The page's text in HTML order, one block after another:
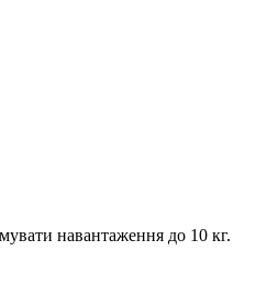
навантаження до 10 кг.